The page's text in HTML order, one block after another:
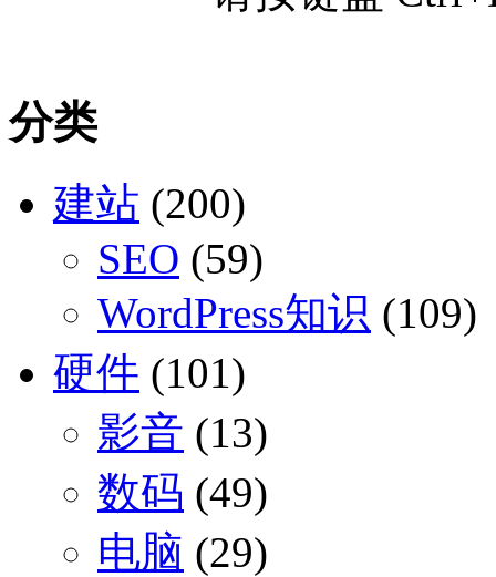
分类
建站 (200)
SEO (59)
WordPress知识 (109)
硬件 (101)
影音 (13)
数码 (49)
电脑 (29)